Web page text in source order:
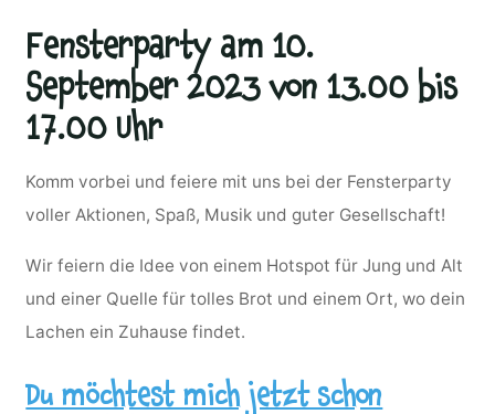
Fensterparty am 10.
September 2023 von 13.00 bis
17.00 Uhr
Komm vorbei und feiere mit uns bei der Fensterparty
voller Aktionen, Spaß, Musik und guter Gesellschaft!
Wir feiern die Idee von einem Hotspot für Jung und Alt
und einer Quelle für tolles Brot und einem Ort, wo dein
Lachen ein Zuhause findet.
Du möchtest mich jetzt schon